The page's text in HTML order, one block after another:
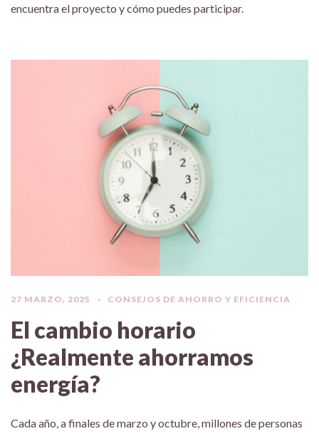
encuentra el proyecto y cómo puedes participar.
27 MARZO, 2025 CONSEJOS DE AHORRO Y EFICIENCIA
El cambio horario
¿Realmente ahorramos
energía?
Cada año, a finales de marzo y octubre, millones de personas